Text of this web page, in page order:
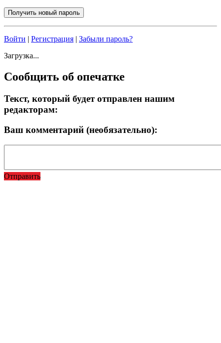
Войти | Регистрация | Забыли пароль?
Загрузка...
Сообщить об опечатке
Текст, который будет отправлен нашим
редакторам:
Ваш комментарий (необязательно):
Отправить